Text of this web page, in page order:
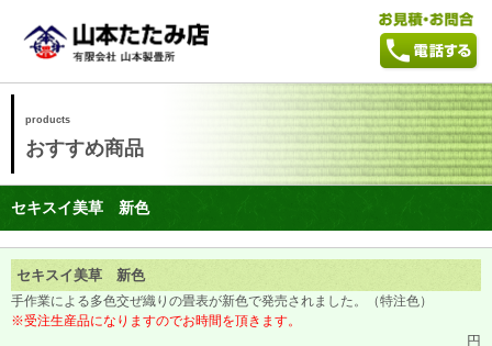
products
おすすめ商品
セキスイ美草 新色
セキスイ美草 新色
手作業による多色交ぜ織りの畳表が新色で発売されました。（特注色）
※受注生産品になりますのでお時間を頂きます。
円